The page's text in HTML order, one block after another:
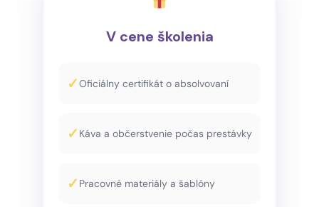
V cene školenia
Oficiálny certifikát o absolvovaní
Káva a občerstvenie počas prestávky
Pracovné materiály a šablóny